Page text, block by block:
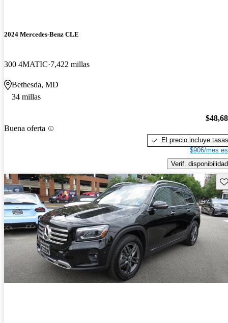
2024 Mercedes-Benz CLE
300 4MATIC 7,422 millas
Bethesda, MD
34 millas
Buena oferta
El precio incluye tasas
$906/mes
Verif. disponibilidad